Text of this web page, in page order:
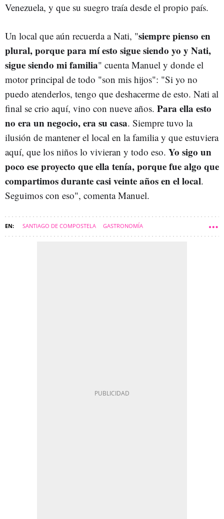
Venezuela, y que su suegro traía desde el propio país.
Un local que aún recuerda a Nati, "siempre pienso en
plural, porque para mí esto sigue siendo yo y Nati,
sigue siendo mi familia" cuenta Manuel y donde el
motor principal de todo "son mis hijos": "Si yo no
puedo atenderlos, tengo que deshacerme de esto. Nati al
final se crio aquí, vino con nueve años. Para ella esto
no era un negocio, era su casa. Siempre tuvo la
ilusión de mantener el local en la familia y que estuviera
aquí, que los niños lo vivieran y todo eso. Yo sigo un
poco ese proyecto que ella tenía, porque fue algo que
compartimos durante casi veinte años en el local.
Seguimos con eso", comenta Manuel.
SANTIAGO DE COMPOSTELA GASTRONOMÍA